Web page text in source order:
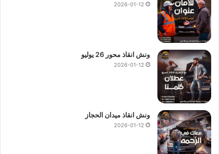
2026-01-12
ونش انقاذ محور 26 يوليو
2026-01-12
ونش انقاذ ميدان الحجاز
2026-01-12